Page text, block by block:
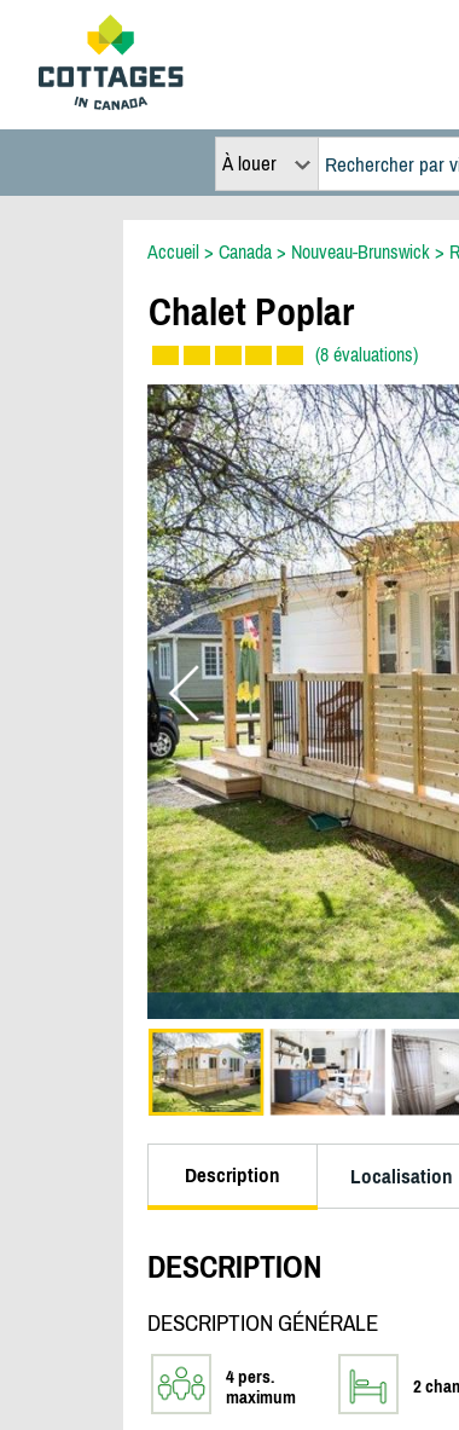
À louer
Accueil > Canada > Nouveau-Brunswick >
Chalet Poplar
(8 évaluations)
Description Localisation
DESCRIPTION
DESCRIPTION GÉNÉRALE
4 pers.
maximum
2